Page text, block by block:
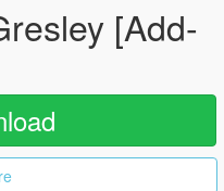
[Add-